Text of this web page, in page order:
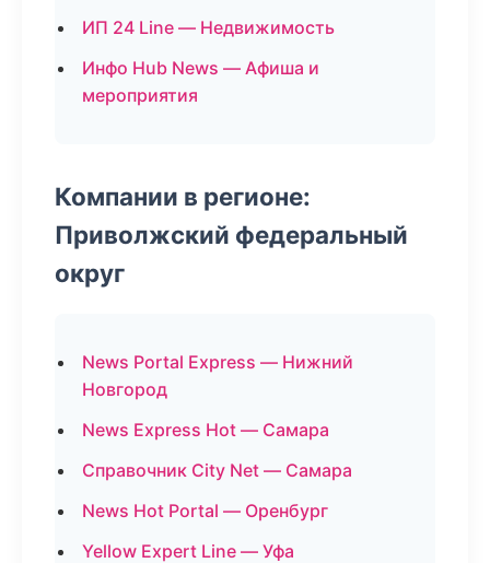
ИП 24 Line — Недвижимость
Инфо Hub News — Афиша и
мероприятия
Компании в регионе:
Приволжский федеральный
округ
News Portal Express — Нижний
Новгород
News Express Hot — Самара
Справочник City Net — Самара
News Hot Portal — Оренбург
Yellow Expert Line — Уфа